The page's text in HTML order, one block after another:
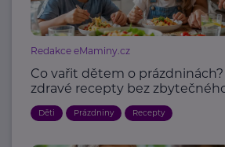
Redakce eMaminy.cz
Co vařit dětem o prázdninách?
zdravé recepty bez
Děti Prázdniny Recepty